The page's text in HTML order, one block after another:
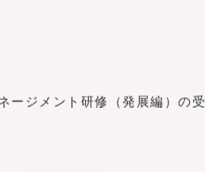
ージメント研修（発展編）の